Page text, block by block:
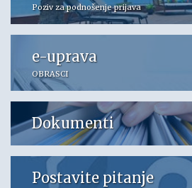
Poziv za podnošenje prijava
e-uprava
OBRASCI
Dokumenti
Postavite pitanje